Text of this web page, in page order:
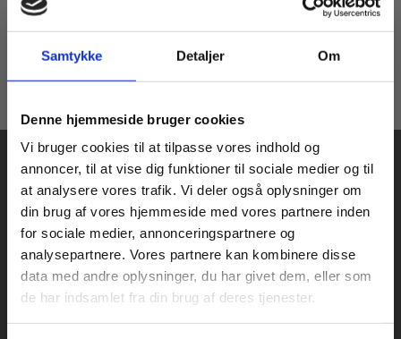
Samtykke Detaljer Om
Denne hjemmeside bruger cookies
Vi bruger cookies til at tilpasse vores indhold og
annoncer, til at vise dig funktioner til sociale medier og til
at analysere vores trafik. Vi deler også oplysninger om
din brug af vores hjemmeside med vores partnere inden
for sociale medier, annonceringspartnere og
analysepartnere. Vores partnere kan kombinere disse
data med andre oplysninger, du har givet dem, eller som
de har indsamlet fra din brug af deres tjenester.
149,00 KR.
Praxis Forlag A/S
CVR 41280921
København
Køb læremidler og find masterclasses mm.
Fortsæt som:
For privatkunder og
studerende. Du får
vist priser inkl.
For institutioner og
virksomheder. Du
får vist priser ekskl.